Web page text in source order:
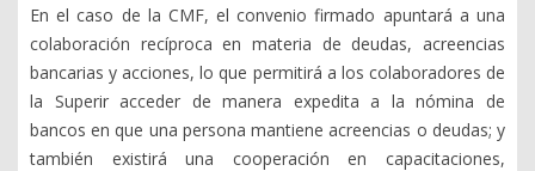
En el caso de la CMF, el convenio firmado apuntará a una
colaboración recíproca en materia de deudas, acreencias
bancarias y acciones, lo que permitirá a los colaboradores de
la Superir acceder de manera expedita a la nómina de
bancos en que una persona mantiene acreencias o deudas; y
también existirá una cooperación en capacitaciones,